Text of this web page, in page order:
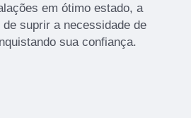
em ótimo estado, a
suprir a necessidade de
sua confiança.